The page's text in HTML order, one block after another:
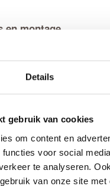
Details
gebruik van cookies
om content en
voor social
te analyseren.
van onze site met
en montage
aan en gaat jarenlang
en een
in verschillende
naar de
is leverbaar in zowel een
denkbare standaardmaat of
uitvoeringen van
tijdens het bestellen.
fabriek infreest, kan de
is dekeuze tussen links en